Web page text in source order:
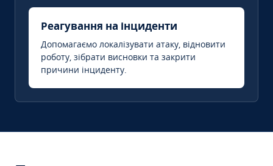
Реагування на інциденти
Допомагаємо локалізувати атаку, відновити
роботу, зібрати висновки та закрити
причини інциденту.